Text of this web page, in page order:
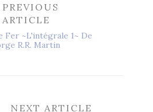
PREVIOUS
ARTICLE
Fer ~L'intégrale 1~ De
R.R. Martin
NEXT ARTICLE